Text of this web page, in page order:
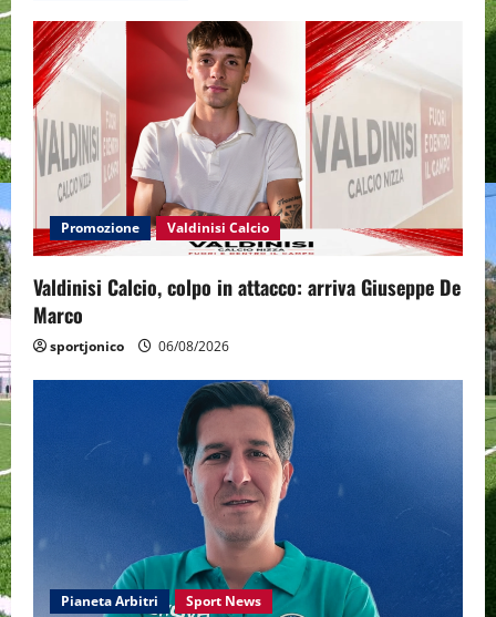
Promozione Valdinisi Calcio
Valdinisi Calcio, colpo in attacco: arriva Giuseppe De
Marco
sportjonico 06/08/2026
Pianeta Arbitri Sport News